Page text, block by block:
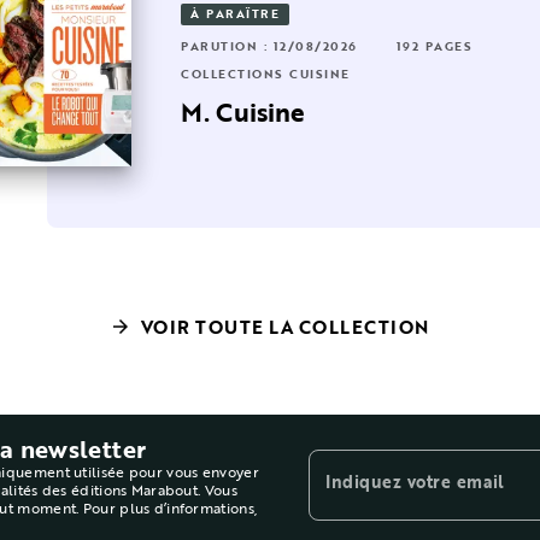
PAGES
Les
: 02/01/2026
192 PAGES
CUISINE
français
À PARAÎTRE
PARUTION : 12/08/2026
192 PAGES
COLLECTIONS CUISINE
M. Cuisine
arrow_forward VOIR TOUTE LA COLLECTION
newsletter
utilisée pour vous envoyer
des éditions Marabout. Vous
moment. Pour plus d’informations,
Indiquez votre email